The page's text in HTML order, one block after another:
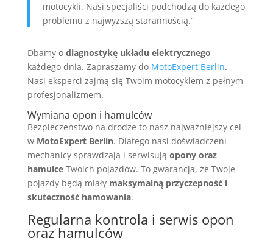
motocykli. Nasi specjaliści podchodzą do każdego
problemu z najwyższą starannością.”
Dbamy o diagnostykę układu elektrycznego
każdego dnia. Zapraszamy do MotoExpert Berlin.
Nasi eksperci zajmą się Twoim motocyklem z pełnym
profesjonalizmem.
Wymiana opon i hamulców
Bezpieczeństwo na drodze to nasz najważniejszy cel
w MotoExpert Berlin. Dlatego nasi doświadczeni
mechanicy sprawdzają i serwisują opony oraz
hamulceTwoich pojazdów. To gwarancja, że Twoje
pojazdy będą miały maksymalną przyczepność i
skuteczność hamowania.
Regularna kontrola i serwis opon
oraz hamulców